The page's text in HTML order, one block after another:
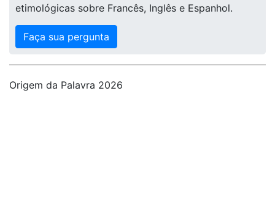
etimológicas sobre Francês, Inglês e Espanhol.
Faça sua pergunta
Origem da Palavra 2026